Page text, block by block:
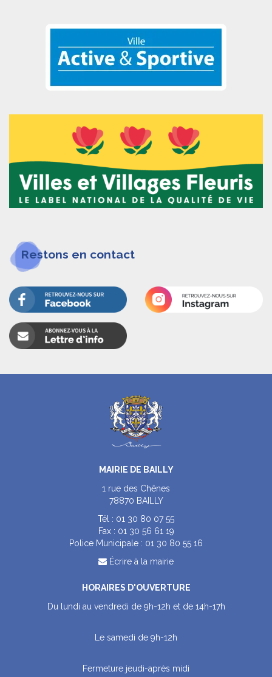
Restons en contact
MAIRIE DE BAILLY
1 rue des Chênes
78870 BAILLY
Tél : 01 30 80 07 55
Fax : 01 30 56 61 19
Police Municipale : 01 30 80 55 16
Écrire à la mairie
HORAIRES D'OUVERTURE
Du lundi au vendredi de 9h-12h et de 14h-17h
Le samedi de 9h-12h
Fermeture jeudi-après midi